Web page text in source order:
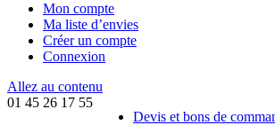
Mon compte
Ma liste d’envies
Créer un compte
Connexion
Allez au contenu
01 45 26 17 55
Devis et bons de